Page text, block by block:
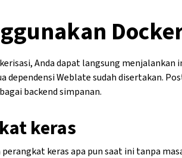
Anda dapat langsung menjalankan
dependensi Weblate sudah disertakan.
backend simpanan.
keras
keras apa pun saat ini tanpa